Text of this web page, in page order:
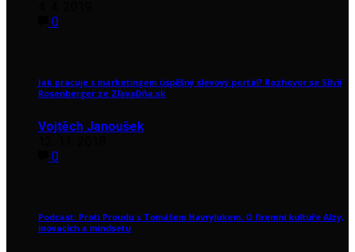
0
Jak pracuje s marketingem úspěšný slevový portál? Rozhovor se Silvií
Rosenberger ze ZľavaDňa.sk
Vojtěch Janoušek
0
Podcast: Proti Proudu s Tomášem Havrylukem. O firemní kultuře Alzy,
inovacích a mindsetu